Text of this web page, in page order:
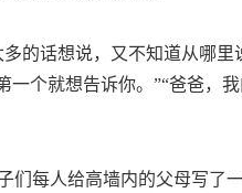
话想说，又不知道从哪里
个就想告诉你。”“爸爸，
每人给高墙内的父母写了